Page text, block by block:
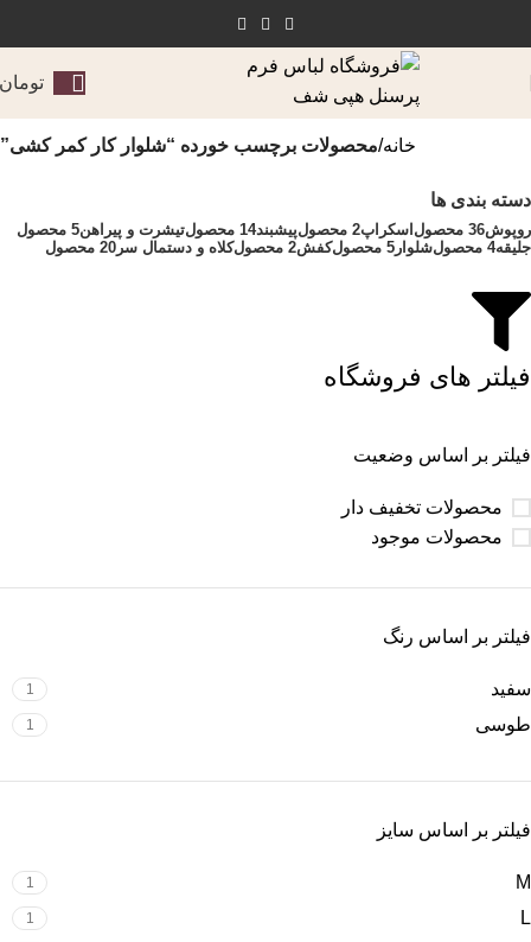
تومان
خانه محصولات برچسب خورده “شلوار کار کمر کشی”
دسته بندی ها
روپوش36 محصول اسکراپ2 محصول پیشبند14 محصول تیشرت و پیراهن5 محصول
جلیقه4 محصول شلوار 5 محصول کفش2 محصول کلاه و دستمال سر 20 محصول
فیلتر های فروشگاه
فیلتر بر اساس وضعیت
محصولات تخفیف دار
محصولات موجود
فیلتر بر اساس رنگ
سفید 1
طوسی 1
فیلتر بر اساس سایز
M
1
L
1